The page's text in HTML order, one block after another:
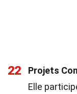
22
Projets
Elle